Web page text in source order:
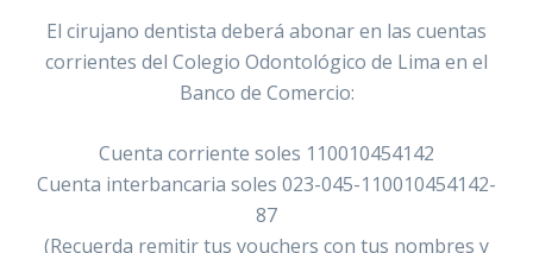
El cirujano dentista deberá abonar en las cuentas
corrientes del Colegio Odontológico de Lima en el
Banco de Comercio:
Cuenta corriente soles 110010454142
Cuenta interbancaria soles 023-045-110010454142-
87
(Recuerda remitir tus vouchers con tus nombres y